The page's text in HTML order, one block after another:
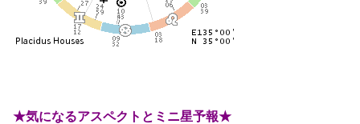
★気になるアスペクトとミニ星予報★